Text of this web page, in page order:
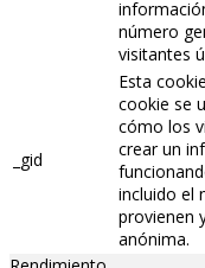
número
visitantes
_gid
Esta
cookie se
cómo los
crear un
incluido el
provienen
anónima.